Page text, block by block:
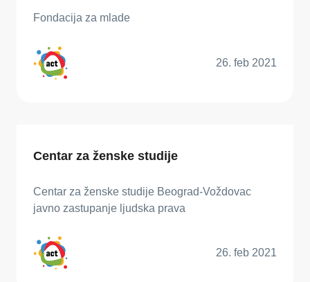
Fondacija za mlade
26. feb 2021
Centar za ženske studije
Centar za ženske studije Beograd-Voždovac
javno zastupanje ljudska prava
26. feb 2021